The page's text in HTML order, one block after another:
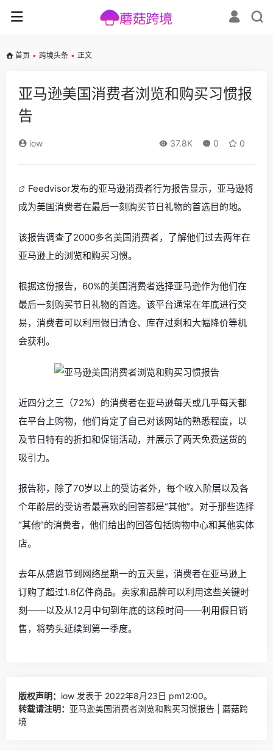
首页 • 跨境头条 • 正文
亚马逊美国消费者浏览和购买习惯报
告
iow 37.8K 0 0
Feedvisor发布的亚马逊消费者行为报告显示，亚马逊将
成为美国消费者在最后一刻购买节日礼物的首选目的地。
该报告调查了2000多名美国消费者，了解他们过去两年在
亚马逊上的浏览和购买习惯。
根据这份报告，60%的美国消费者选择亚马逊作为他们在
最后一刻购买节日礼物的首选。该平台通常在年底进行交
易，消费者可以利用假日清仓、库存过剩和大幅降价等机
会获利。
近四分之三（72%）的消费者在亚马逊每天或几乎每天都
在平台上购物，他们肯定了自己对该网站的熟悉程度，以
及节日特有的折扣和促销活动，并展示了两天免费送货的
吸引力。
报告称，除了70岁以上的受访者外，每个收入阶层以及各
个年龄层的受访者最喜欢的回答都是“其他”。对于那些选择
“其他”的消费者，他们给出的回答包括购物中心和其他实体
店。
去年从感恩节到网络星期一的五天里，消费者在亚马逊上
订购了超过1.8亿件商品。卖家和品牌可以利用这些关键时
刻——以及从12月中旬到年底的这段时间——利用假日销
售，将势头延续到第一季度。
版权声明： iow 发表于 2022年8月23日 pm12:00。
转载请注明： 亚马逊美国消费者浏览和购买习惯报告 | 蘑菇跨
境